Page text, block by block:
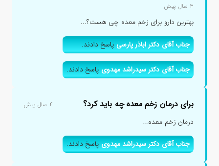
۳ سال پیش
بهترین دارو برای زخم معده چی هست؟...
جناب آقای دکتر اباذر پارسیپاسخ دادند.
جناب آقای دکتر سیدراشد مهدویپاسخ دادند.
برای درمان زخم معده چه باید کرد؟ ۴ سال پیش
درمان زخم معده...
جناب آقای دکتر سیدراشد مهدویپاسخ دادند.